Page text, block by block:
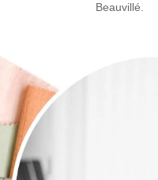
Beauvillé.